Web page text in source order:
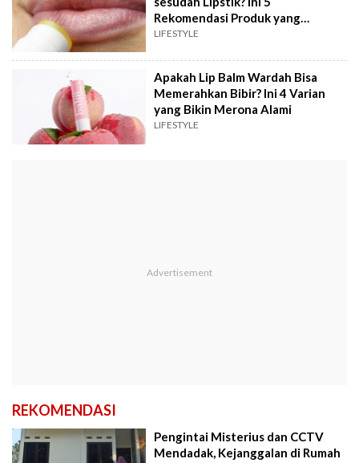
Rekomendasi Produk yang
Nyaman di Bibir
LIFESTYLE
Apakah Lip Balm Wardah Bisa
Memerahkan Bibir? Ini 4 Varian
yang Bikin Merona Alami
LIFESTYLE
REKOMENDASI
Pengintai Misterius dan CCTV
Mendadak, Kejanggalan di Rumah